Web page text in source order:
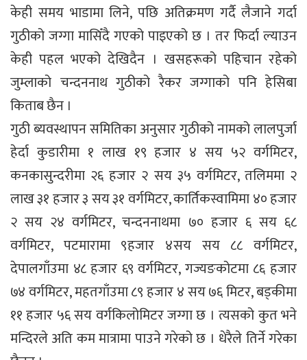
केही समय भाडामा लिने, पछि अतिक्रमण गर्दै लैजाने गर्दा
गुठीको जग्गा मासिँदै गएको पाइएको छ । तर फिर्दा ल्याउन
केही पहल भएको देखिदैन । खसहरूको पहिचान रहेको
जुम्लाको चन्दननाथ गुठीको रैकर जग्गाको पनि हेसिबा
किताब छैन ।
गुठी ब्यवस्थापन समितिका अनुसार गुठीको नामको लालपुर्जा
हेर्दा कुडारीमा १ लाख १९ हजार ४ सय ५२ वर्गमिटर,
कनकासुन्दरीमा २६ हजार २ सय ३५ वर्गमिटर, तलिममा २
लाख ३१ हजार ३ सय ३१ वर्गमिटर, कार्तिकस्वामिमा ४० हजार
२ सय २४ वर्गमिटर, चन्दननाथमा ७० हजार ६ सय ६८
वर्गमिटर, पटमारामा ९हजार ४सय सय ८८ वर्गमिटर,
देपालगाँउमा ४८ हजार ६९ वर्गमिटर, गज्यङकोटमा ८६ हजार
७४ वर्गमिटर, महतगाँउमा ८९ हजार ४ सय ७६ मिटर, बड्कीमा
११ हजार ५६ सय वर्गकिलोमिटर जग्गा छ । त्यसको कुत भने
मन्दिरले अति कम मात्रामा पाउने गरेको छ । धेरैले तिर्ने गरेका